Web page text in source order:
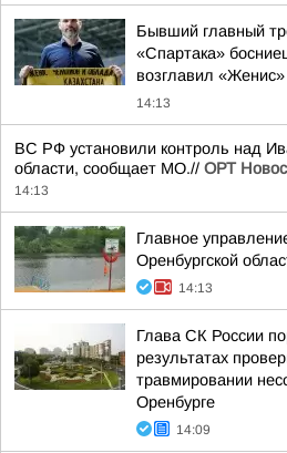
Бывший главный
«Спартака»
возглавил «Женис»
14:13
ВС РФ установили контроль над
области, сообщает МО.// ОРТ
14:13
Главное
Оренбургской
14:13
Глава СК России
результатах
травмировании
Оренбурге
14:09